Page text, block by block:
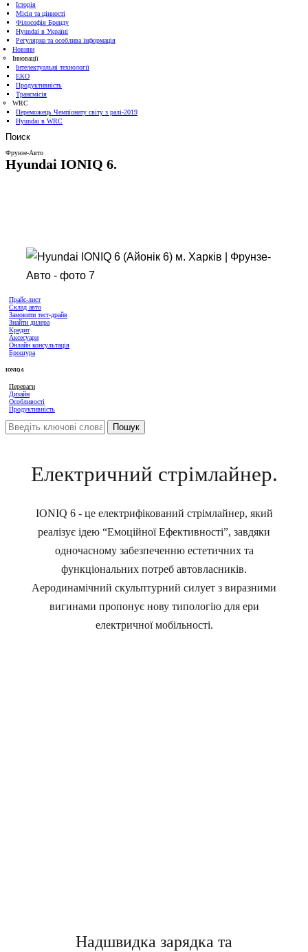
Історія
Місія та цінності
Філософія Бренду
Hyundai в Україні
Регулярна та особлива інформація
Новини
Інновації
Інтелектуальні технології
ЕКО
Продуктивність
Трансмісія
WRC
Переможець Чемпіонату світу з ралі-2019
Hyundai в WRC
Поиск
Фрунзе-Авто
Hyundai IONIQ 6.
Прайс-лист
Склад авто
Замовити тест-драйв
Знайти дилера
Кредит
Аксесуари
Онлайн консультація
Брошура
IONIQ 6
Переваги
Дизайн
Особливості
Продуктивність
Електричний стрімлайнер.
IONIQ 6 - це електрифікований стрімлайнер, який
реалізує ідею “Емоційної Ефективності”, завдяки
одночасному забезпеченню естетичних та
функціональних потреб автовласників.
Аеродинамічний скульптурний силует з виразними
вигинами пропонує нову типологію для ери
електричної мобільності.
Надшвидка зарядка та